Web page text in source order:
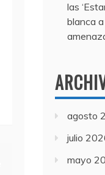
las
blanca
agosto
julio
mayo